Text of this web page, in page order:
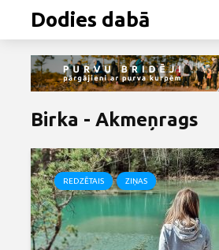
Dodies dabā
Birka - Akmeņrags
REDZĒTAIS ZIŅAS